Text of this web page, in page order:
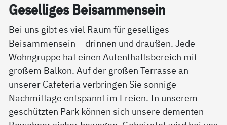
Ge­sel­li­ges Bei­sam­men­sein
Bei uns gibt es viel Raum für geselliges
Beisammensein – drinnen und draußen. Jede
Wohngruppe hat einen Aufenthaltsbereich mit
großem Balkon. Auf der großen Terrasse an
unserer Cafeteria verbringen Sie sonnige
Nachmittage entspannt im Freien. In unserem
geschützten Park können sich unsere dementen